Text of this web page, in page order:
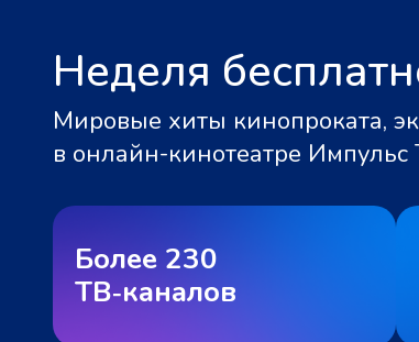
Неделя
Мировые хиты кинопроката,
в онлайн-кинотеатре
Более 230
ТВ‑каналов